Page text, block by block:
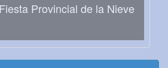
Provincial de la Nieve